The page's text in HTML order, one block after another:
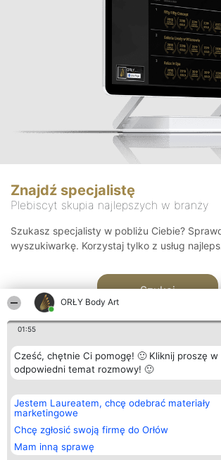
ORŁY Body Art
01:55
Cześć, chętnie Ci pomogę! 🙂 Kliknij proszę w
odpowiedni temat rozmowy! 🙂
Jestem Laureatem, chcę odebrać materiały
marketingowe
Chcę zgłosić swoją firmę do Orłów
Mam inną sprawę
Znajdź specjalistę
Plebiscyt skupia najlepszych w branży
Szukasz specjalisty w pobliżu Ciebie?
wyszukiwarkę. Korzystaj tylko z usług
Szukaj
Organizator plebiscytu
Bright Side Solutions sp. z o.
o. sp. k.
ul. Ruska 22
Wrocław 50-079
KRS 0000749100 | Regon
381313360 | NIP 8943132676
Plebiscyt
Laureaci
wszystkich
Laureatów
Regulamin